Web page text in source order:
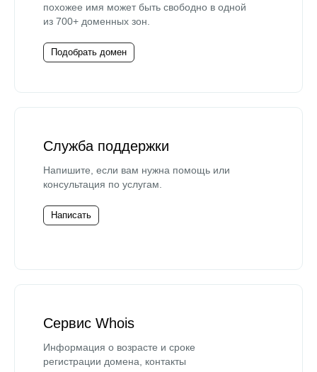
похожее имя может быть свободно в одной
из 700+ доменных зон.
Подобрать домен
Служба поддержки
Напишите, если вам нужна помощь или
консультация по услугам.
Написать
Сервис Whois
Информация о возрасте и сроке
регистрации домена, контакты